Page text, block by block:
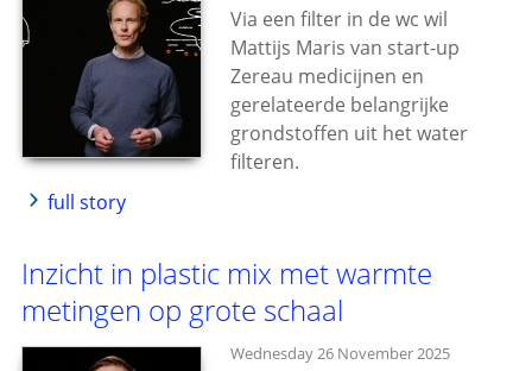
Via een filter in de wc wil
Mattijs Maris van start-up
Zereau medicijnen en
gerelateerde belangrijke
grondstoffen uit het water
filteren.
full story
Inzicht in plastic mix met warmte
metingen op grote schaal
Wednesday 26 November 2025